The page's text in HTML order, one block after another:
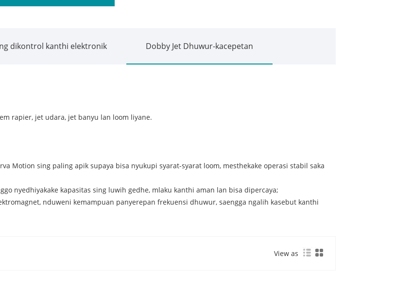
dikontrol kanthi elektronik Dobby Jet Dhuwur-kacepetan
rapier, jet udara, jet banyu lan loom liyane.
Motion sing paling apik supaya bisa nyukupi syarat-syarat loom, mesthekake operasi stabil saka
nyedhiyakake kapasitas sing luwih gedhe, mlaku kanthi aman lan bisa dipercaya;
nduweni kemampuan panyerepan frekuensi dhuwur, saengga ngalih kasebut kanthi
View as